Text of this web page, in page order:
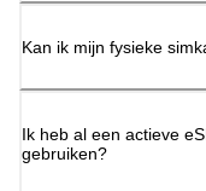
Kan ik mijn fysieke
Ik heb al een actieve
gebruiken?